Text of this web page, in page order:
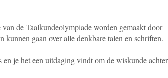
de Taalkundeolympiade worden gemaakt door
kunnen gaan over alle denkbare talen en schriften.
je het een uitdaging vindt om de wiskunde achter